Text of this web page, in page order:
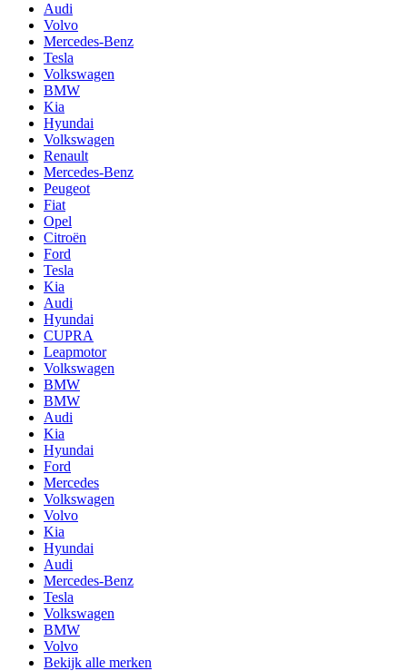
Audi
Volvo
Mercedes-Benz
Tesla
Volkswagen
BMW
Kia
Hyundai
Volkswagen
Renault
Mercedes-Benz
Peugeot
Fiat
Opel
Citroën
Ford
Tesla
Kia
Audi
Hyundai
CUPRA
Leapmotor
Volkswagen
BMW
BMW
Audi
Kia
Hyundai
Ford
Mercedes
Volkswagen
Volvo
Kia
Hyundai
Audi
Mercedes-Benz
Tesla
Volkswagen
BMW
Volvo
Bekijk alle merken